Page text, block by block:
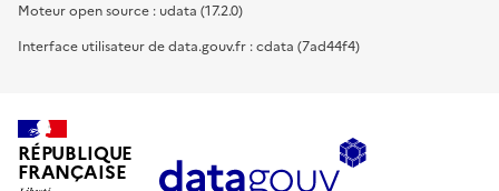
Moteur open source : udata (17.2.0)
Interface utilisateur de data.gouv.fr : cdata (7ad44f4)
RÉPUBLIQUE
FRANÇAISE